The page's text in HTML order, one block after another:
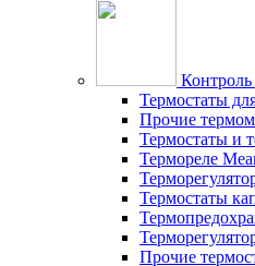
Термостаты
Прочие
Термостаты и
Термореле
Термостаты
Прочие